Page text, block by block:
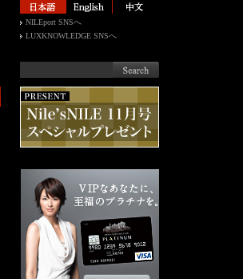
NILEport SNSへ
LUXKNOWLEDGE SNSへ